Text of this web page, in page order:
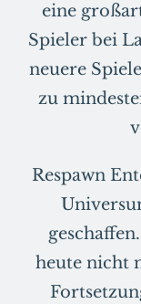
eine
Spieler bei
neuere
zu
Respawn
heute nicht